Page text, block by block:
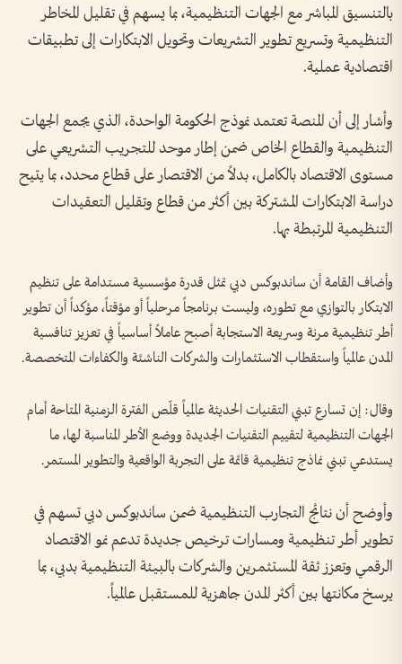
بالتنسيق المباشر مع الجهات التنظيمية، بما يسهم في تقليل المخاطر
التنظيمية وتسريع تطوير التشريعات وتحويل الابتكارات إلى تطبيقات
اقتصادية عملية.
وأشار إلى أن المنصة تعتمد نموذج الحكومة الواحدة، الذي يجمع الجهات
التنظيمية والقطاع الخاص ضمن إطار موحد للتجريب التشريعي على
مستوى الاقتصاد بالكامل، بدلاً من الاقتصار على قطاع محدد، بما يتيح
دراسة الابتكارات المشتركة بين أكثر من قطاع وتقليل التعقيدات
التنظيمية المرتبطة بها.
وأضاف القامة أن ساندبوكس دبي تمثل قدرة مؤسسية مستدامة على تنظيم
الابتكار بالتوازي مع تطوره، وليست برنامجاً مرحلياً أو مؤقتاً، مؤكداً أن تطوير
أطر تنظيمية مرنة وسريعة الاستجابة أصبح عاملاً أساسياً في تعزيز تنافسية
المدن عالمياً واستقطاب الاستثمارات والشركات الناشئة والكفاءات المتخصصة.
وقال: إن تسارع تبني التقنيات الحديثة عالمياً قلّص الفترة الزمنية المتاحة أمام
الجهات التنظيمية لتقييم التقنيات الجديدة ووضع الأطر المناسبة لها، ما
يستدعي تبني نماذج تنظيمية قائمة على التجربة الواقعية والتطوير المستمر.
وأوضح أن نتائج التجارب التنظيمية ضمن ساندبوكس دبي تسهم في
تطوير أطر تنظيمية ومسارات ترخيص جديدة تدعم نمو الاقتصاد
الرقمي وتعزز ثقة المستثمرين والشركات بالبيئة التنظيمية بدبي، بما
يرسخ مكانتها بين أكثر المدن جاهزية للمستقبل عالمياً.